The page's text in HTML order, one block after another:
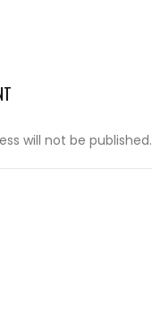
will not be published.